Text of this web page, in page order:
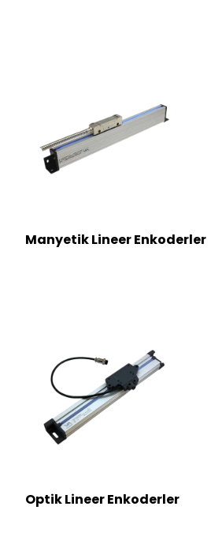
Manyetik Lineer Enkoderler
Optik Lineer Enkoderler